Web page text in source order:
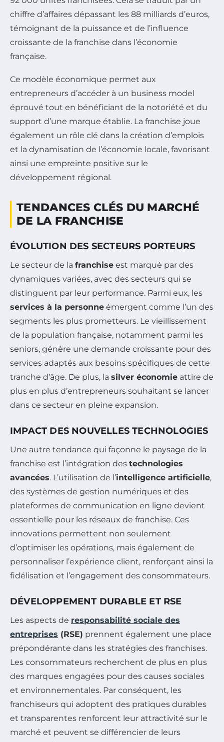
chiffre d’affaires dépassant les 88 milliards d’euros,
témoignant de la puissance et de l’influence
croissante de la franchise dans l’économie
française.
Ce modèle économique permet aux
entrepreneurs d’accéder à un business model
éprouvé tout en bénéficiant de la notoriété et du
support d’une marque établie. La franchise joue
également un rôle clé dans la création d’emplois
et la dynamisation de l’économie locale, favorisant
ainsi une empreinte positive sur le
développement régional.
TENDANCES CLÉS DU MARCHÉ
DE LA FRANCHISE
ÉVOLUTION DES SECTEURS PORTEURS
Le secteur de la franchise est marqué par des
dynamiques variées, avec des secteurs qui se
distinguent par leur performance. Parmi eux, les
services à la personne émergent comme l’un des
segments les plus prometteurs. Le vieillissement
de la population française, notamment parmi les
seniors, génère une demande croissante pour des
services adaptés aux besoins spécifiques de cette
tranche d’âge. De plus, la silver économie attire de
plus en plus d’entrepreneurs souhaitant se lancer
dans ce secteur en pleine expansion.
IMPACT DES NOUVELLES TECHNOLOGIES
Une autre tendance qui façonne le paysage de la
franchise est l’intégration des technologies
avancées. L’utilisation de l’intelligence artificielle,
des systèmes de gestion numériques et des
plateformes de communication en ligne devient
essentielle pour les réseaux de franchise. Ces
innovations permettent non seulement
d’optimiser les opérations, mais également de
personnaliser l’expérience client, renforçant ainsi la
fidélisation et l’engagement des consommateurs.
DÉVELOPPEMENT DURABLE ET RSE
Les aspects de responsabilité sociale des
entreprises (RSE) prennent également une place
prépondérante dans les stratégies des franchises.
Les consommateurs recherchent de plus en plus
des marques engagées pour des causes sociales
et environnementales. Par conséquent, les
franchiseurs qui adoptent des pratiques durables
et transparentes renforcent leur attractivité sur le
marché et peuvent se différencier de leurs